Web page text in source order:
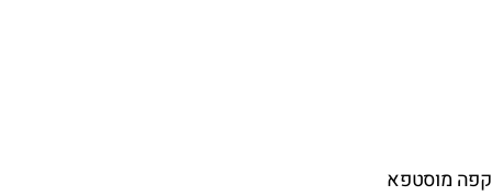
קפה מוסטפא